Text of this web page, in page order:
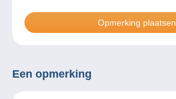
Een opmerking